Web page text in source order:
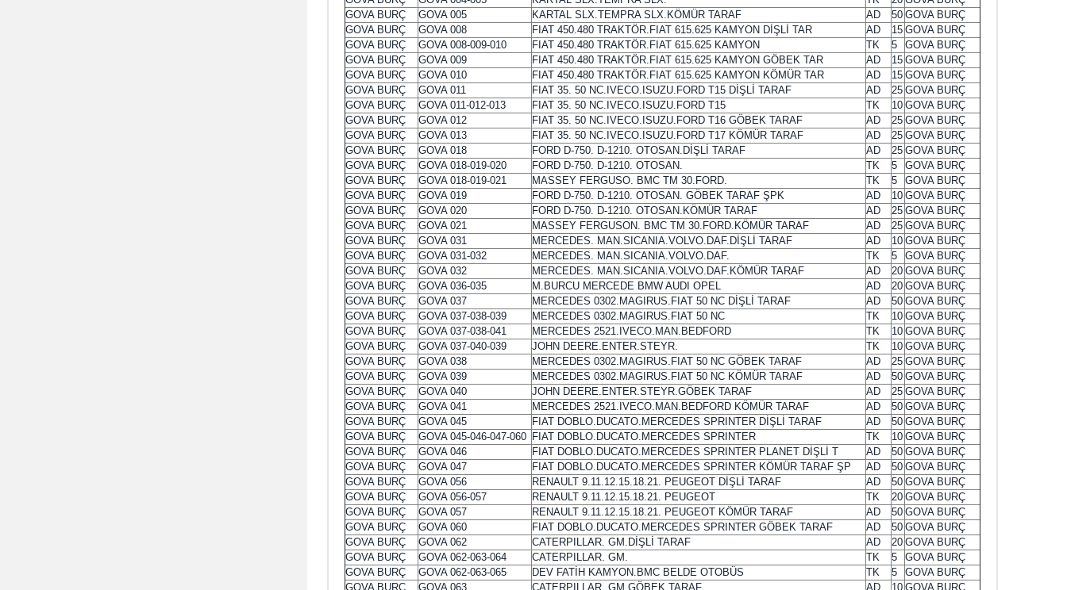
GOVA BURÇ
GOVA 005 KARTAL SLX.TEMPRA SLX.KÖMÜR TARAF AD 50 GOVA BURÇ
GOVA BURÇ
GOVA 008 FIAT 450.480 TRAKTÖR.FIAT 615.625 KAMYON DİŞLİ TAR AD 15 GOVA BURÇ
GOVA BURÇ
GOVA 008-009-010 FIAT 450.480 TRAKTÖR.FIAT 615.625 KAMYON TK 5
GOVA BURÇ
GOVA BURÇ
GOVA 009 FIAT 450.480 TRAKTÖR.FIAT 615.625 KAMYON GÖBEK TAR AD 15 GOVA BURÇ
GOVA BURÇ
GOVA 010 FIAT 450.480 TRAKTÖR.FIAT 615.625 KAMYON KÖMÜR TAR AD 15 GOVA BURÇ
GOVA BURÇ
GOVA 011 FIAT 35. 50 NC.IVECO.ISUZU.FORD T15 DİŞLİ TARAF AD 25 GOVA BURÇ
GOVA BURÇ
GOVA 011-012-013 FIAT 35. 50 NC.IVECO.ISUZU.FORD T15 TK 10 GOVA BURÇ
GOVA BURÇ
GOVA 012 FIAT 35. 50 NC.IVECO.ISUZU.FORD T16 GÖBEK TARAF AD 25 GOVA BURÇ
GOVA BURÇ
GOVA 013 FIAT 35. 50 NC.IVECO.ISUZU.FORD T17 KÖMÜR TARAF AD 25 GOVA BURÇ
GOVA BURÇ
GOVA 018 FORD D-750. D-1210. OTOSAN.DİŞLİ TARAF AD 25 GOVA BURÇ
GOVA BURÇ
GOVA 018-019-020 FORD D-750. D-1210. OTOSAN. TK 5
GOVA BURÇ
GOVA BURÇ
GOVA 018-019-021 MASSEY FERGUSO. BMC TM 30.FORD. TK 5
GOVA BURÇ
GOVA BURÇ
GOVA 019 FORD D-750. D-1210. OTOSAN. GÖBEK TARAF ŞPK AD 10 GOVA BURÇ
GOVA BURÇ
GOVA 020 FORD D-750. D-1210. OTOSAN.KÖMÜR TARAF AD 25 GOVA BURÇ
GOVA BURÇ
GOVA 021 MASSEY FERGUSON. BMC TM 30.FORD.KÖMÜR TARAF AD 25 GOVA BURÇ
GOVA BURÇ
GOVA 031 MERCEDES. MAN.SICANIA.VOLVO.DAF.DİŞLİ TARAF AD 10 GOVA BURÇ
GOVA BURÇ
GOVA 031-032 MERCEDES. MAN.SICANIA.VOLVO.DAF. TK 5
GOVA BURÇ
GOVA BURÇ
GOVA 032 MERCEDES. MAN.SICANIA.VOLVO.DAF.KÖMÜR TARAF AD 20 GOVA BURÇ
GOVA BURÇ
GOVA 036-035 M.BURCU MERCEDE BMW AUDI OPEL AD 20 GOVA BURÇ
GOVA BURÇ
GOVA 037 MERCEDES 0302.MAGIRUS.FIAT 50 NC DİŞLİ TARAF AD 50 GOVA BURÇ
GOVA BURÇ
GOVA 037-038-039 MERCEDES 0302.MAGIRUS.FIAT 50 NC TK 10 GOVA BURÇ
GOVA BURÇ
GOVA 037-038-041 MERCEDES 2521.IVECO.MAN.BEDFORD TK 10 GOVA BURÇ
GOVA BURÇ
GOVA 037-040-039 JOHN DEERE.ENTER.STEYR. TK 10 GOVA BURÇ
GOVA BURÇ
GOVA 038 MERCEDES 0302.MAGIRUS.FIAT 50 NC GÖBEK TARAF AD 25 GOVA BURÇ
GOVA BURÇ
GOVA 039 MERCEDES 0302.MAGIRUS.FIAT 50 NC KÖMÜR TARAF AD 50 GOVA BURÇ
GOVA BURÇ
GOVA 040 JOHN DEERE.ENTER.STEYR.GÖBEK TARAF AD 25 GOVA BURÇ
GOVA BURÇ
GOVA 041 MERCEDES 2521.IVECO.MAN.BEDFORD KÖMÜR TARAF AD 50 GOVA BURÇ
GOVA BURÇ
GOVA 045 FIAT DOBLO.DUCATO.MERCEDES SPRINTER DİŞLİ TARAF AD 50 GOVA BURÇ
GOVA BURÇ
GOVA 045-046-047-060 FIAT DOBLO.DUCATO.MERCEDES SPRINTER TK 10 GOVA BURÇ
GOVA BURÇ
GOVA 046 FIAT DOBLO.DUCATO.MERCEDES SPRINTER PLANET DİŞLİ T AD 50 GOVA BURÇ
GOVA BURÇ
GOVA 047 FIAT DOBLO.DUCATO.MERCEDES SPRINTER KÖMÜR TARAF ŞP AD 50 GOVA BURÇ
GOVA BURÇ
GOVA 056 RENAULT 9.11.12.15.18.21. PEUGEOT DİŞLİ TARAF AD 50 GOVA BURÇ
GOVA BURÇ
GOVA 056-057 RENAULT 9.11.12.15.18.21. PEUGEOT TK 20 GOVA BURÇ
GOVA BURÇ
GOVA 057 RENAULT 9.11.12.15.18.21. PEUGEOT KÖMÜR TARAF AD 50 GOVA BURÇ
GOVA BURÇ
GOVA 060 FIAT DOBLO.DUCATO.MERCEDES SPRINTER GÖBEK TARAF AD 50 GOVA BURÇ
GOVA BURÇ
GOVA 062 CATERPILLAR. GM.DİŞLİ TARAF AD 20 GOVA BURÇ
GOVA BURÇ
GOVA 062-063-064 CATERPILLAR. GM. TK 5
GOVA BURÇ
GOVA BURÇ
GOVA 062-063-065 DEV FATİH KAMYON.BMC BELDE OTOBÜS TK 5
GOVA BURÇ
GOVA BURÇ
GOVA 063 CATERPILLAR. GM.GÖBEK TARAF AD 10 GOVA BURÇ